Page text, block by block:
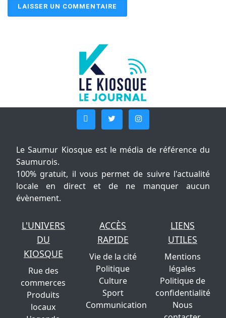
Le Saumur Kiosque est le média de référence du
Saumurois.
100% gratuit, il vous permet de suivre l'actualité
locale en direct et de ne manquer aucun
évènement.
L'UNIVERS
DU
KIOSQUE
Rue des
commerces
Produits
locaux
ACCÈS
RAPIDE
Vie de la cité
Politique
Culture
Sport
Communication
LIENS
UTILES
Mentions
légales
Politique de
confidentialité
Nous